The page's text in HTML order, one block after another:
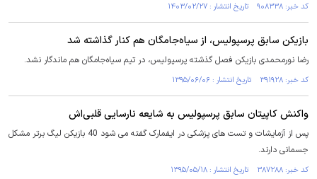
کد خبر: ۹۰۸۳۳۸ تاریخ انتشار : ۱۴۰۳/۰۲/۲۷
بازیکن سابق پرسپولیس، از سیاه‌جامگان هم کنار گذاشته شد
رضا نورمحمدی بازیکن فصل گذشته پرسپولیس، در تیم سیاه‌جامگان هم ماندگار نشد.
کد خبر: ۳۹۱۹۲۸ تاریخ انتشار : ۱۳۹۵/۰۶/۰۶
واکنش کاپیتان سابق پرسپولیس به شایعه نارسایی قلبی‌اش
پس از آزمایشات و تست های پزشکی در ایفمارک گفته می شود 40 بازیکن لیگ برتر مشکل
جسمانی دارند.
کد خبر: ۳۸۷۲۸۸ تاریخ انتشار : ۱۳۹۵/۰۵/۱۸